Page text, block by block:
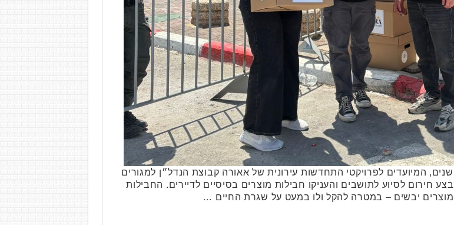
המיועדים לפרויקטי התחדשות עירונית של אאורה קבוצת הנדל״ן למגורים
חירום לסיוע לתושבים והעניקו חבילות מוצרים בסיסיים לדיירים. החבילות
ומוצרים יבשים – במטרה להקל ולו במעט על שגרת החיים …